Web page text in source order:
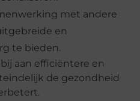
met andere
en
te bieden.
aan efficiëntere en
de gezondheid